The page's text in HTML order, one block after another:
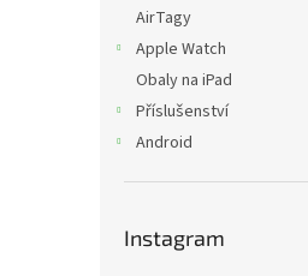
AirTagy
Apple Watch
Obaly na iPad
Příslušenství
Android
Instagram